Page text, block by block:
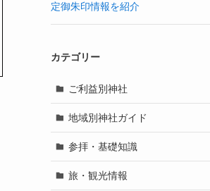
定御朱印情報を紹介
カテゴリー
ご利益別神社
地域別神社ガイド
参拝・基礎知識
旅・観光情報